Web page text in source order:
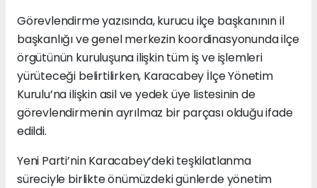
Görevlendirme yazısında, kurucu ilçe başkanının il
başkanlığı ve genel merkezin koordinasyonunda ilçe
örgütünün kuruluşuna ilişkin tüm iş ve işlemleri
yürüteceği belirtilirken, Karacabey İlçe Yönetim
Kurulu’na ilişkin asil ve yedek üye listesinin de
görevlendirmenin ayrılmaz bir parçası olduğu ifade
edildi.
Yeni Parti’nin Karacabey’deki teşkilatlanma
süreciyle birlikte önümüzdeki günlerde yönetim